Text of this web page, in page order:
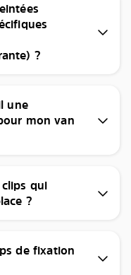
?
une
mon van
qui
?
de fixation